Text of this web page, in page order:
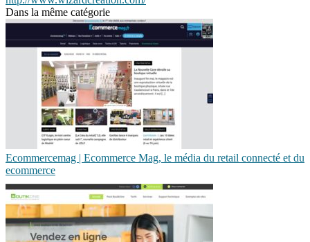
Dans la même catégorie
Ecom­mer­ce­mag | Ecommerce Mag, le média du retail connecté et du
ecommerce